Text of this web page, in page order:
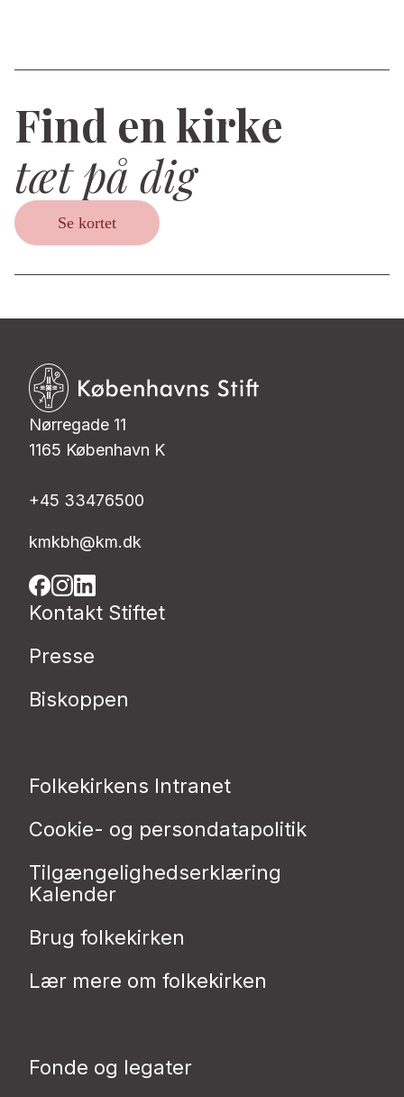
Find en kirke
tæt på dig
Se kortet
Nørregade 11
1165 København K
+45 33476500
kmkbh@km.dk
Kontakt Stiftet
Presse
Biskoppen
Folkekirkens Intranet
Cookie- og persondatapolitik
Tilgængelighedserklæring
Kalender
Brug folkekirken
Lær mere om folkekirken
Fonde og legater